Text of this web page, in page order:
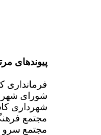
پیوندهای
فرمانداری
شورای شهر
شهرداری
مجتمع
مجتمع سرو